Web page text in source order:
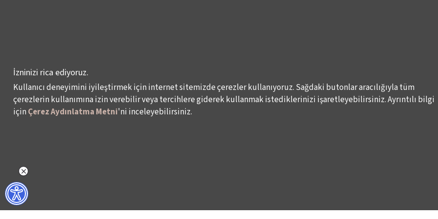
KÜLTÜR POLİTİKALARI
ÇALIŞMALARI
İzninizi rica ediyoruz.
Kullanıcı deneyimini iyileştirmek için internet sitemizde çerezler kullanıyoruz. Sağdaki butonlar aracılığıyla tüm
çerezlerin kullanımına izin verebilir veya tercihlere giderek kullanmak istediklerinizi işaretleyebilirsiniz. Ayrıntılı bilgi
için Çerez Aydınlatma Metni'ni inceleyebilirsiniz.